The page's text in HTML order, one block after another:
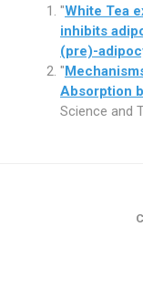
"White Tea
inhibits
(pre)-
"
Absorption
Science and